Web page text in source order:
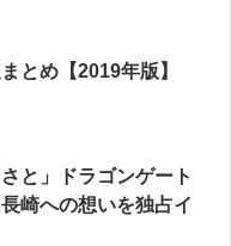
とめ【2019年版】
と」ドラゴンゲート
崎への想いを独占イ